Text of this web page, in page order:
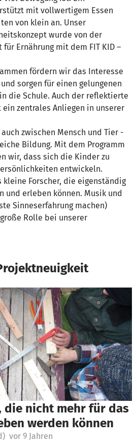
mit vollwertigem Essen
von klein an. Unser
wurde von der
für Ernährung mit dem FIT KID –
fördern wir das Interesse
sorgen für einen gelungenen
die Schule. Auch der reflektierte
zentrales Anliegen in unserer
zwischen Mensch und Tier -
Bildung. Mit dem Programm
wir, dass sich die Kinder zu
entwickeln.
kleine Forscher, die eigenständig
und erleben können. Musik und
Sinneserfahrung machen)
Rolle bei unserer
die nicht mehr für das
werden können
vor 9 Jahren